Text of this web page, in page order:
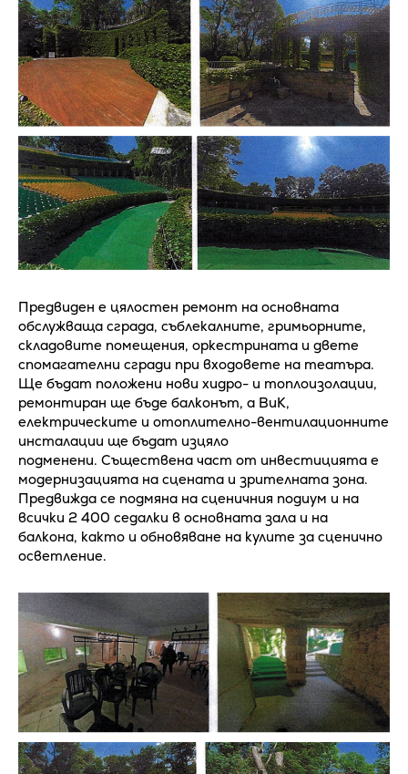
Предвиден е цялостен ремонт на основната
обслужваща сграда, съблекалните, гримьорните,
складовите помещения, оркестрината и двете
спомагателни сгради при входовете на театъра.
Ще бъдат положени нови хидро- и топлоизолации,
ремонтиран ще бъде балконът, а ВиК,
електрическите и отоплително-вентилационните
инсталации ще бъдат изцяло
подменени. Съществена част от инвестицията е
модернизацията на сцената и зрителната зона.
Предвижда се подмяна на сценичния подиум и на
всички 2 400 седалки в основната зала и на
балкона, както и обновяване на кулите за сценично
осветление.